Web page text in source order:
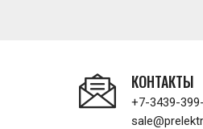
КОНТАКТЫ
+7-3439-